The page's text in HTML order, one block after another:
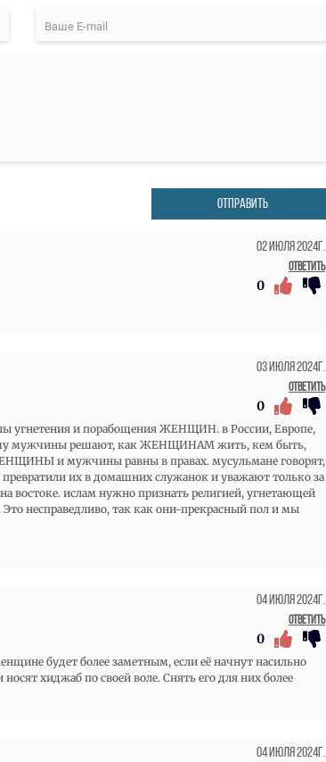
ОТПРАВИТЬ
02 Июля 2024г.
Ответить
0
03 Июля 2024г.
Ответить
0
угнетения и порабощения ЖЕНЩИН. в России, Европе,
мужчины решают, как ЖЕНЩИНАМ жить, кем быть,
и мужчины равны в правах. мусульмане говорят,
их в домашних служанок и уважают только за
востоке. ислам нужно признать религией, угнетающей
несправедливо, так как они-прекрасный пол и мы
04 Июля 2024г.
Ответить
0
будет более заметным, если её начнут насильно
хиджаб по своей воле. Снять его для них более
04 Июля 2024г.